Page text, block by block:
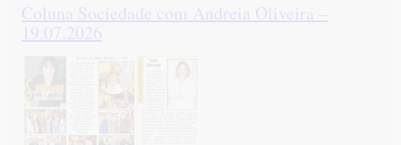
Coluna Sociedade com Andreia Oliveira –
19.07.2026